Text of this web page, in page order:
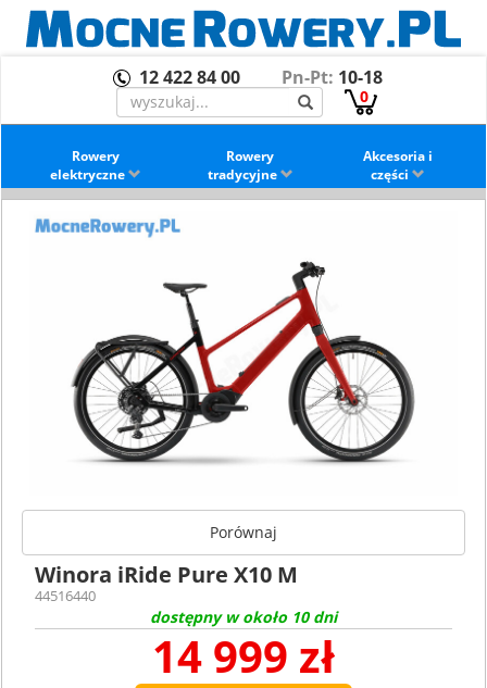
12 422 84 00 Pn-Pt: 10-18
0
Rowery
elektryczne
Rowery
tradycyjne
Akcesoria i
części
Porównaj
Winora iRide Pure X10 M
44516440
dostępny w około 10 dni
14 999 zł